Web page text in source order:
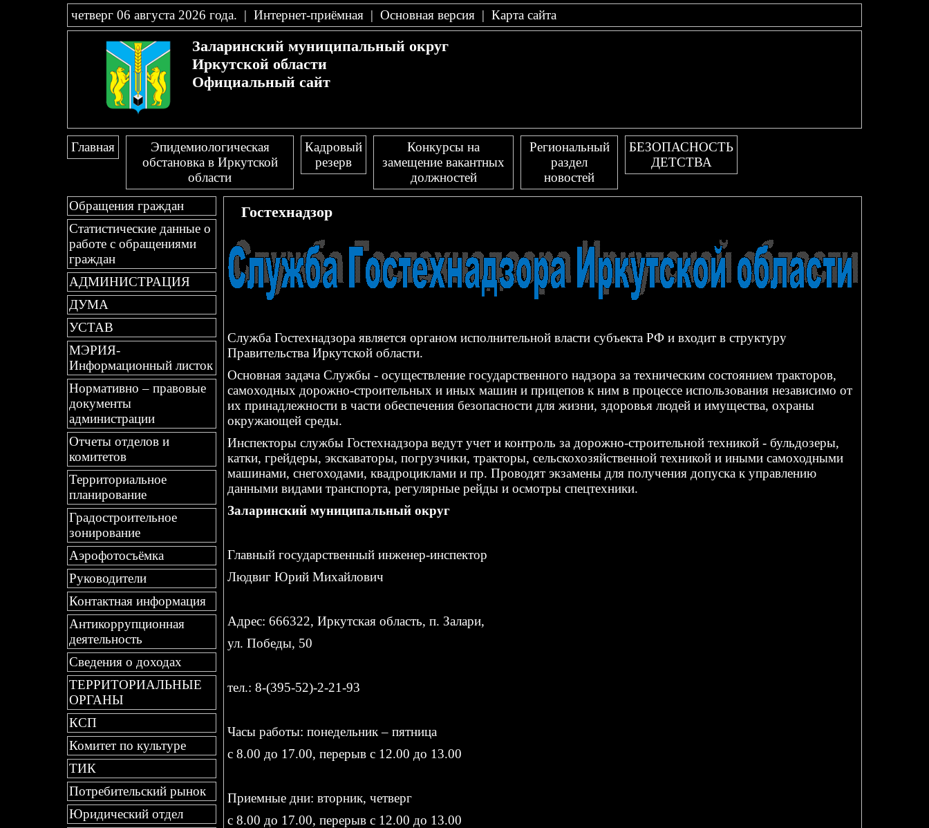
четверг 06 августа 2026 года. | Интернет-приёмная | Основная версия | Карта сайта
Заларинский муниципальный округ
Иркутской области
Официальный сайт
Главная
Эпидемиологическая
обстановка в Иркутской
области
Кадровый
резерв
Конкурсы на
замещение вакантных
должностей
Региональный
раздел
новостей
БЕЗОПАСНОСТЬ
ДЕТСТВА
Обращения граждан
Статистические данные о
работе с обращениями
граждан
АДМИНИСТРАЦИЯ
ДУМА
УСТАВ
МЭРИЯ-
Информационный листок
Нормативно – правовые
документы
администрации
Отчеты отделов и
комитетов
Территориальное
планирование
Градостроительное
зонирование
Аэрофотосъёмка
Руководители
Контактная информация
Антикоррупционная
деятельность
Сведения о доходах
ТЕРРИТОРИАЛЬНЫЕ
ОРГАНЫ
КСП
Комитет по культуре
ТИК
Потребительский рынок
Юридический отдел
Гостехнадзор
Служба Гостехнадзора является органом исполнительной власти субъекта РФ и входит в структуру
Правительства Иркутской области.
Основная задача Службы - осуществление государственного надзора за техническим состоянием тракторов,
самоходных дорожно-строительных и иных машин и прицепов к ним в процессе использования независимо от
их принадлежности в части обеспечения безопасности для жизни, здоровья людей и имущества, охраны
окружающей среды.
Инспекторы службы Гостехнадзора ведут учет и контроль за дорожно-строительной техникой - бульдозеры,
катки, грейдеры, экскаваторы, погрузчики, тракторы, сельскохозяйственной техникой и иными самоходными
машинами, снегоходами, квадроциклами и пр. Проводят экзамены для получения допуска к управлению
данными видами транспорта, регулярные рейды и осмотры спецтехники.
Заларинский муниципальный округ
Главный государственный инженер-инспектор
Людвиг Юрий Михайлович
Адрес: 666322, Иркутская область, п. Залари,
ул. Победы, 50
тел.: 8-(395-52)-2-21-93
Часы работы: понедельник – пятница
с 8.00 до 17.00, перерыв с 12.00 до 13.00
Приемные дни: вторник, четверг
с 8.00 до 17.00, перерыв с 12.00 до 13.00